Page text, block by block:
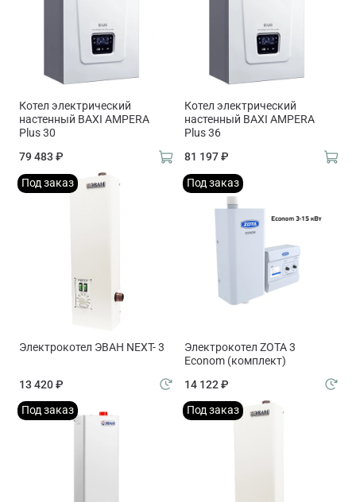
Котел электрический
настенный BAXI AMPERA
Plus 30
79 483 ₽
Котел электрический
настенный BAXI AMPERA
Plus 36
81 197 ₽
Под заказ
Электрокотел ЭВАН NEXT- 3
13 420 ₽
Под заказ
Электрокотел ZOTA 3
Econom (комплект)
14 122 ₽
Под заказ Под заказ